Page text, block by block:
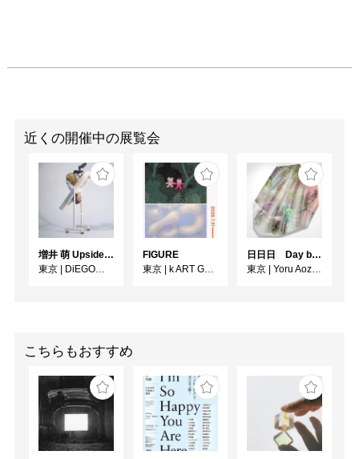
近くの開催中の展覧会
増井 萌 Upside-Down
東京
DiEGO表参道
FIGURE
東京
k ART GALLERY
日日日 Day by Day by Day
東京
Yoru Aozora
こちらもおすすめ